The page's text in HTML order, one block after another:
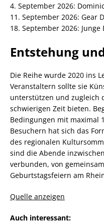
4. September 2026:
11. September 2026: Gear
18. September 2026:
Entstehung
Die Reihe wurde 2020 ins
Veranstaltern sollte sie
unterstützen und zugleich
schwierigen Zeit bieten.
Bedingungen mit maximal
Besuchern hat sich das
des regionalen
sind die Abende
verbunden, von
Geburtstagsfeiern am
Quelle anzeigen
Auch interessant: